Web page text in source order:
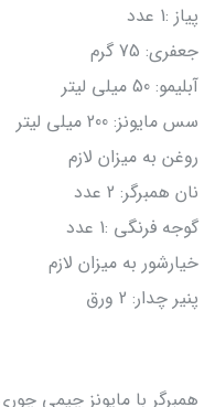
پیاز :1 عدد
جعفری: 75 گرم
آبلیمو: 50 میلی لیتر
سس مایونز: 200 میلی لیتر
روغن به میزان لازم
نان همبرگر: 2 عدد
گوجه فرنگی :1 عدد
خیارشور به میزان لازم
پنیر چدار: 2 ورق
همبرگر با مایونز چیمی